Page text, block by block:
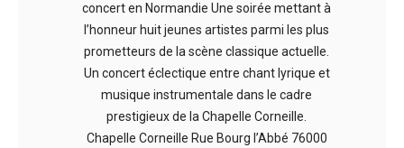
concert en Normandie Une soirée mettant à
l’honneur huit jeunes artistes parmi les plus
prometteurs de la scène classique actuelle.
Un concert éclectique entre chant lyrique et
musique instrumentale dans le cadre
prestigieux de la Chapelle Corneille.
Chapelle Corneille Rue Bourg l’Abbé 76000